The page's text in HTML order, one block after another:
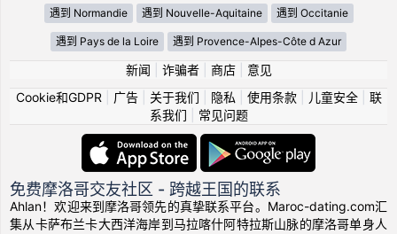
遇到 Normandie 遇到 Nouvelle-Aquitaine 遇到 Occitanie
遇到 Pays de la Loire 遇到 Provence-Alpes-Côte d Azur
新闻 诈骗者| 商店| 意见
Cookie和GDPR
广告| 关于我们 隐私 使用条款| 儿童安全| 联
系我们
常见问题
免费摩洛哥交友社区 - 跨越王国的联系
Ahlan！欢迎来到摩洛哥领先的真挚联系平台。Maroc-dating.com汇
集从卡萨布兰卡大西洋海岸到马拉喀什阿特拉斯山脉的摩洛哥单身人